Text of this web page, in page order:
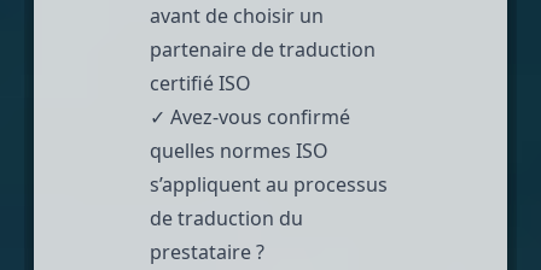
avant de choisir un
partenaire de traduction
certifié ISO
✓ Avez-vous confirmé
quelles normes ISO
s’appliquent au processus
de traduction du
prestataire ?